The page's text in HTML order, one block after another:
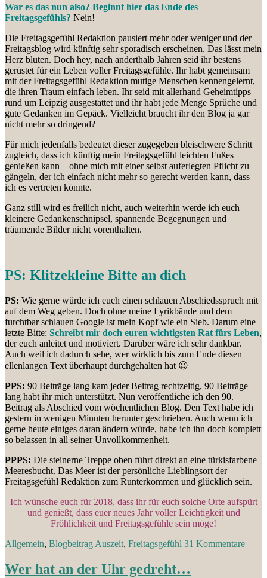
War es das nun also? Beginnt hier das Ende des
Freitagsgefühls? Nein!
Die Freitagsgefühl Redaktion pausiert mehr oder weniger und der
Freitagsblog wird künftig sehr sporadisch erscheinen. Das lässt mein
Herz bluten. Doch hey, nach anderthalb Jahren seid ihr bestens
gerüstet für ein Leben voller Freitagsgefühle. Ihr habt gemeinsam
mit der Freitagsgefühl Redaktion mutige Menschen kennengelernt,
die ihren Traum einfach leben. Ihr seid mit allerhand Geheimtipps
rund um Leipzig ausgestattet und ihr habt jede Menge Sprüche und
gute Gedanken im Gepäck. Vielleicht braucht ihr den Blog ja gar
nicht mehr so dringend?
Für mich jedenfalls bedeutet dieser zugegeben bleischwere Schritt
zugleich, dass ich künftig mein Freitagsgefühl leichten Fußes
genießen kann – ohne mich mit einer selbst auferlegten Pflicht zu
gängeln, der ich einfach nicht mehr so gerecht werden kann, dass
ich es vertreten könnte.
Ganz still wird es freilich nicht, auch weiterhin werde ich euch
kleinere Gedankenschnipsel, spannende Begegnungen und
träumende Bilder nicht vorenthalten.
PS: Klitzekleine Bitte an dich
PS: Wie gerne würde ich euch einen schlauen Abschiedsspruch mit
auf dem Weg geben. Doch ohne meine Lyrikbände und dem
furchtbar schlauen Google ist mein Kopf wie ein Sieb. Darum eine
letzte Bitte: Schreibt mir doch euren wichtigsten Rat fürs Leben,
der euch anleitet und motiviert. Darüber wäre ich sehr dankbar.
Auch weil ich dadurch sehe, wer wirklich bis zum Ende diesen
ellenlangen Text überhaupt durchgehalten hat 😉
PPS: 90 Beiträge lang kam jeder Beitrag rechtzeitig, 90 Beiträge
lang habt ihr mich unterstützt. Nun veröffentliche ich den 90.
Beitrag als Abschied vom wöchentlichen Blog. Den Text habe ich
gestern in wenigen Minuten herunter geschrieben. Auch wenn ich
gerne heute einiges daran ändern würde, habe ich ihn doch komplett
so belassen in all seiner Unvollkommenheit.
PPPS: Die steinerne Treppe oben führt direkt an eine türkisfarbene
Meeresbucht. Das Meer ist der persönliche Lieblingsort der
Freitagsgefühl Redaktion zum Runterkommen und glücklich sein.
Ich wünsche euch für 2018, dass ihr für euch solche Orte aufspürt
und genießt, dass euer neues Jahr voller Leichtigkeit und
Fröhlichkeit und Freitagsgefühle sein möge!
Allgemein, Blogbeitrag Auszeit, Freitagsgefühl 31 Kommentare
Wer hat an der Uhr gedreht…